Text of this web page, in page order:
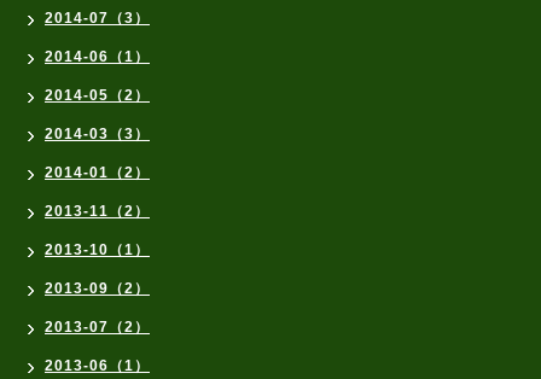
2014-07（3）
2014-06（1）
2014-05（2）
2014-03（3）
2014-01（2）
2013-11（2）
2013-10（1）
2013-09（2）
2013-07（2）
2013-06（1）